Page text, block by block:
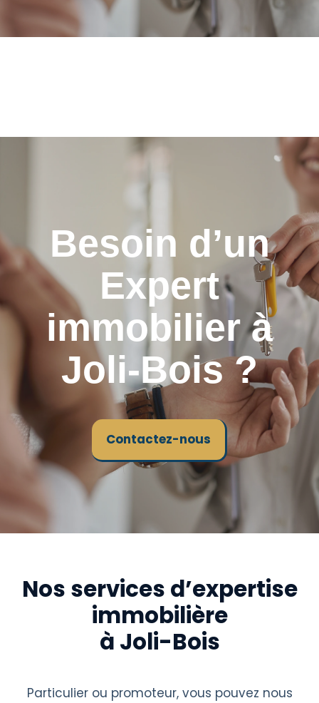
Besoin d’un
Expert
immobilier à
Joli-Bois ?
Contactez-nous
Nos services d’expertise
immobilière
à Joli-Bois
Particulier ou promoteur, vous pouvez nous